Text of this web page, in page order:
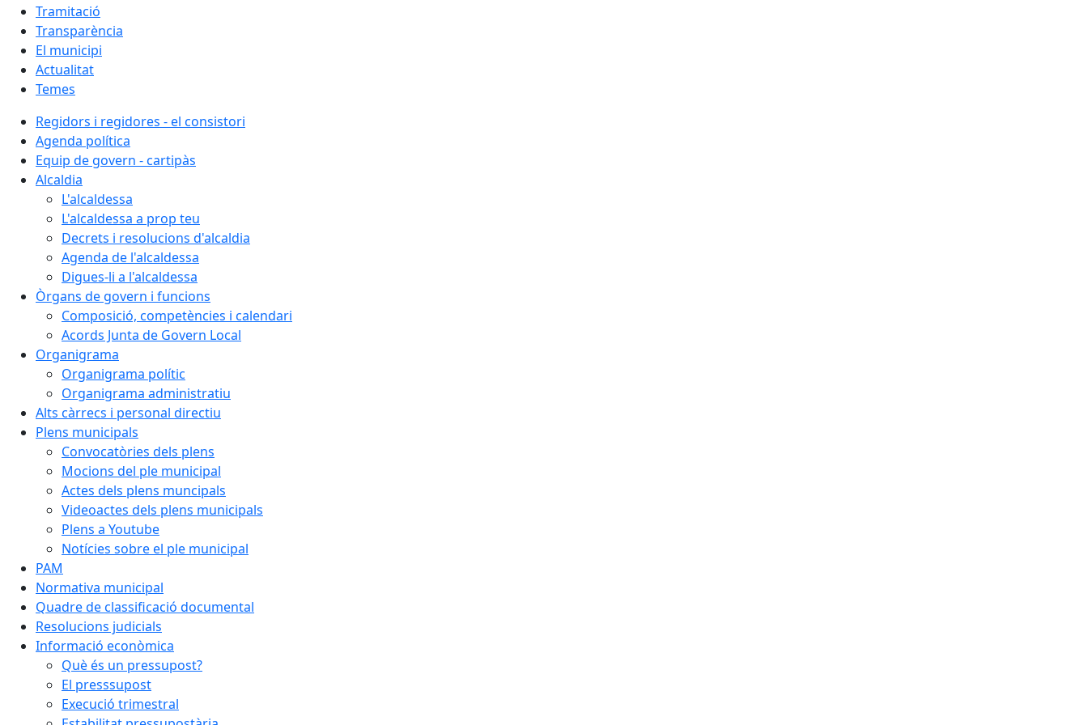
Tramitació
Transparència
El municipi
Actualitat
Temes
Regidors i regidores - el consistori
Agenda política
Equip de govern - cartipàs
Alcaldia
L'alcaldessa
L'alcaldessa a prop teu
Decrets i resolucions d'alcaldia
Agenda de l'alcaldessa
Digues-li a l'alcaldessa
Òrgans de govern i funcions
Composició, competències i calendari
Acords Junta de Govern Local
Organigrama
Organigrama polític
Organigrama administratiu
Alts càrrecs i personal directiu
Plens municipals
Convocatòries dels plens
Mocions del ple municipal
Actes dels plens muncipals
Videoactes dels plens municipals
Plens a Youtube
Notícies sobre el ple municipal
PAM
Normativa municipal
Quadre de classificació documental
Resolucions judicials
Informació econòmica
Què és un pressupost?
El presssupost
Execució trimestral